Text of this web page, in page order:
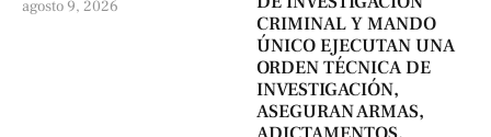
agosto 9, 2026
CRIMINAL Y MANDO
ÚNICO EJECUTAN UNA
ORDEN TÉCNICA DE
INVESTIGACIÓN,
ASEGURAN ARMAS,